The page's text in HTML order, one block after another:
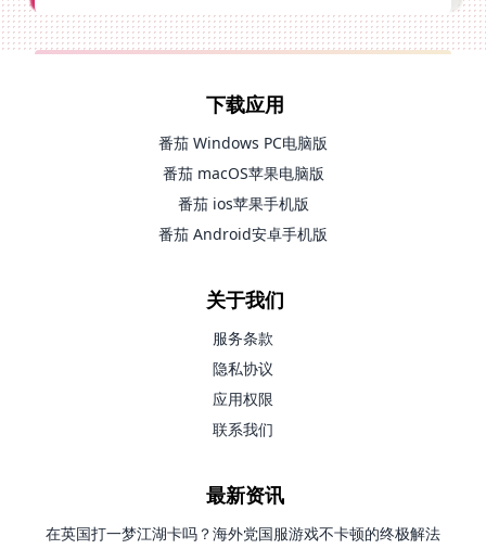
下载应用
番茄 Windows PC电脑版
番茄 macOS苹果电脑版
番茄 ios苹果手机版
番茄 Android安卓手机版
关于我们
服务条款
隐私协议
应用权限
联系我们
最新资讯
在英国打一梦江湖卡吗？海外党国服游戏不卡顿的终极解法